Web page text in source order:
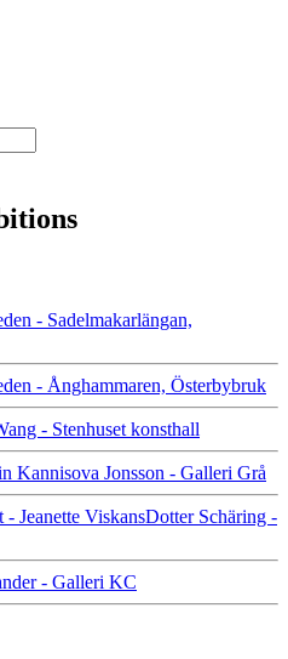
- Sadelmakarlängan,
- Ånghammaren, Österbybruk
- Stenhuset konsthall
Kannisova Jonsson - Galleri Grå
Jeanette ViskansDotter Schäring -
- Galleri KC